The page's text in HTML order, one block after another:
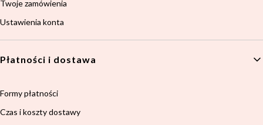
Twoje zamówienia
Ustawienia konta
Płatności i dostawa
Formy płatności
Czas i koszty dostawy